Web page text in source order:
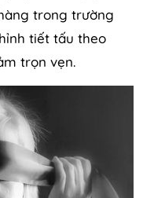
trong trường
tiết tấu theo
trọn vẹn.